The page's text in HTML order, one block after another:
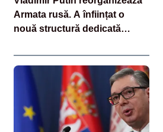
Armata rusă. A înființat o
nouă structură dedicată